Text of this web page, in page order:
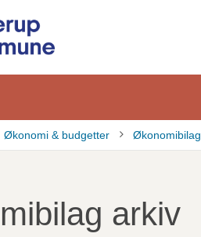
Økonomi & budgetter Økonomibilag
arkiv